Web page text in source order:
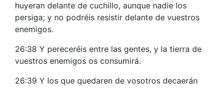
huyeran delante de cuchillo, aunque nadie los
persiga; y no podréis resistir delante de vuestros
enemigos.
26:38 Y pereceréis entre las gentes, y la tierra de
vuestros enemigos os consumirá.
26:39 Y los que quedaren de vosotros decaerán